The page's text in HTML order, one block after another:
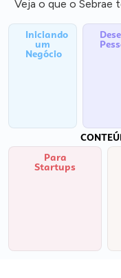
Veja o que o Sebrae
Iniciando
um
Negócio
Para
Startups